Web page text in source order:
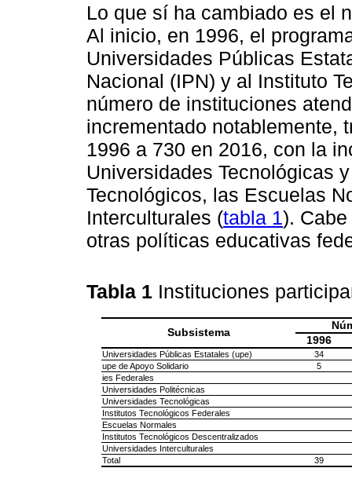
Lo que sí ha cambiado es el
Al inicio, en 1996, el
Universidades Públicas
Nacional (IPN) y al Instituto
número de instituciones
incrementado notablemente,
1996 a 730 en 2016, con la
Universidades Tecnológicas
Tecnológicos, las Escuelas
Interculturales (tabla 1).
otras políticas educativas
Tabla 1 Instituciones
Subsistema
1996
Universidades Públicas Estatales (upe)
34
upe de Apoyo Solidario
5
ies Federales
Universidades Politécnicas
Universidades Tecnológicas
Institutos Tecnológicos Federales
Escuelas Normales
Institutos Tecnológicos Descentralizados
Universidades Interculturales
Total
39